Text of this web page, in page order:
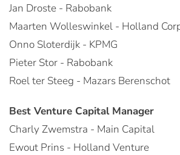
Jan Droste - Rabobank
Maarten Wolleswinkel - Holland
Onno Sloterdijk - KPMG
Pieter Stor - Rabobank
Roel ter Steeg - Mazars Berenschot
Best Venture Capital Manager
Charly Zwemstra - Main Capital
Ewout Prins - Holland Venture